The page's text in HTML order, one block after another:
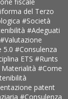
fiscale
del Terzo
#Società
#Adeguati
#Valutazione
5.0#Consulenza
ETS#Runts
Materialità#Come
patent
#Consulenza